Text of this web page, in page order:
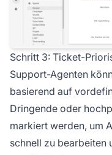
Schritt 3: Ticket-
Support-Agenten
basierend auf
Dringende oder
markiert werden, um
schnell zu bearbeiten